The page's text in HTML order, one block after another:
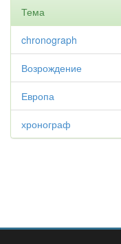
Тема
chronograph
Возрождение
Европа
хронограф